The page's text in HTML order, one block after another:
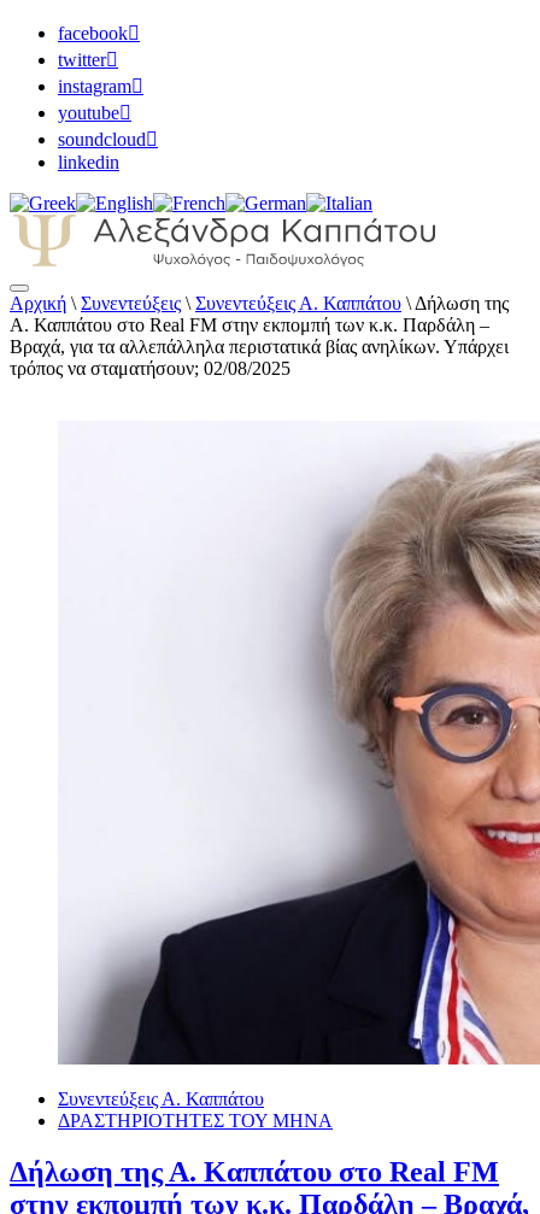
facebook
twitter
instagram
youtube
soundcloud
linkedin
Αλεξάνδρα Καππάτου Ψυχολόγος –
Παιδοψυχολόγος
Αρχική \ Συνεντεύξεις \ Συνεντεύξεις Α. Καππάτου \ Δήλωση της
Α. Καππάτου στο Real FM στην εκπομπή των κ.κ. Παρδάλη –
Βραχά, για τα αλλεπάλληλα περιστατικά βίας ανηλίκων. Υπάρχει
τρόπος να σταματήσουν; 02/08/2025
Συνεντεύξεις Α. Καππάτου
ΔΡΑΣΤΗΡΙΟΤΗΤΕΣ ΤΟΥ ΜΗΝΑ
Δήλωση της Α. Καππάτου στο Real FM
στην εκπομπή των κ.κ. Παρδάλη – Βραχά,